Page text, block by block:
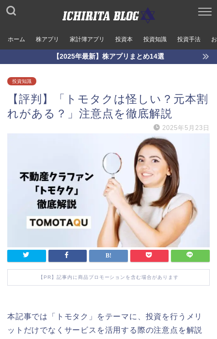
ホーム 株アプリ 家計簿アプリ 投資本 投資知識 投資手法
【2025年最新】株アプリまとめ14選
投資知識
【評判】「トモタクは怪しい？元本割
れがある？」注意点を徹底解説
2025年5月23日
【PR】記事内に商品プロモーションを含む場合があります
本記事では「トモタク」をテーマに、投資を行うメリ
ットだけでなくサービスを活用する際の注意点を解説